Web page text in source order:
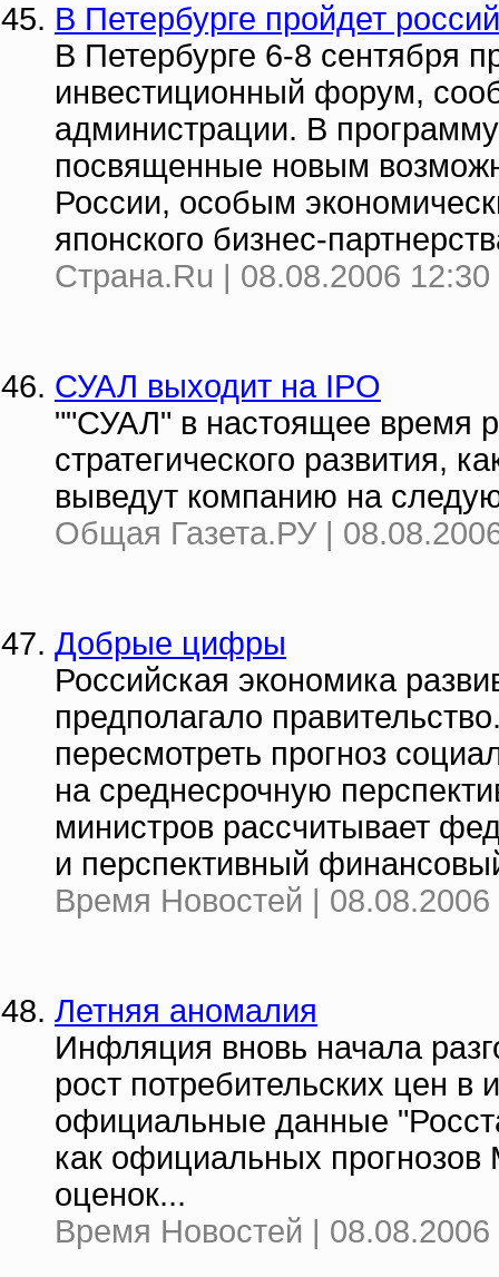
В Петербурге пройдет
В Петербурге 6-8 сентября
инвестиционный форум,
администрации. В
посвященные новым
России, особым
японского бизнес-
Страна.Ru | 08.08.2006 12:30
СУАЛ выходит на IPO
""СУАЛ" в настоящее время
стратегического развития,
выведут компанию на
Общая Газета.РУ |
Добрые цифры
Российская экономика
предполагало
пересмотреть прогноз
на среднесрочную
министров рассчитывает
и перспективный
Время Новостей | 08.08.2006
Летняя аномалия
Инфляция вновь начала
рост потребительских цен
официальные данные
как официальных прогнозов
оценок...
Время Новостей | 08.08.2006